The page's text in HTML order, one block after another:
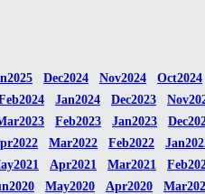
Dec2024 Nov2024
Oct2024
Jan2024 Dec2023
Feb2023 Jan2023
Mar2022 Feb2022
Apr2021 Mar2021
May2020 Apr2020